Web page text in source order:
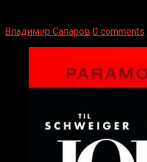
Владимир Сапаров 0 comments